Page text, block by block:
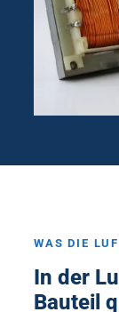
WAS DIE
In der
Bauteil